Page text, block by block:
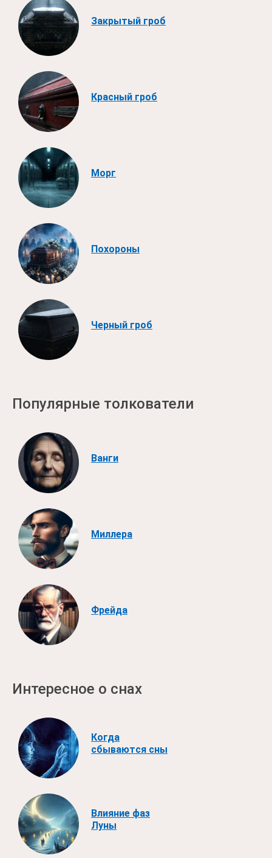
Закрытый гроб
Красный гроб
Морг
Похороны
Черный гроб
Популярные толкователи
Ванги
Миллера
Фрейда
Интересное о снах
Когда
сбываются сны
Влияние фаз
Луны